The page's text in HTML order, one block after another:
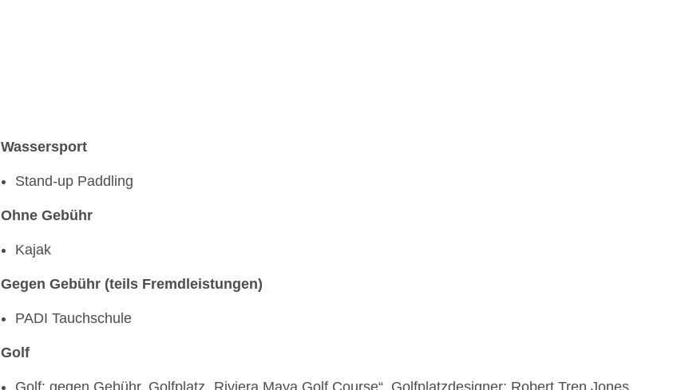
Wassersport
Stand-up Paddling
Ohne Gebühr
Kajak
Gegen Gebühr (teils Fremdleistungen)
PADI Tauchschule
Golf